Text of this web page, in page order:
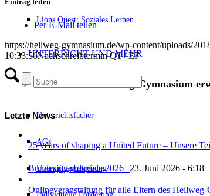
Lions Quest: Soziales Lernen
UNTERRICHT UND MEHR
Was dich am Hellweg-Gymnasium
Unterrichtsfächer
AGs
Übermittagbetreuung
Per E-Mail teilen
https://hellweg-gymnasium.de/wp-content/uploads/
10:33:56Nachschreibtermin Q1 / EF
Letzte News
25 years of shaping a United Future – Unsere
Bundesjugendspiele 2026 23. Juni 2026 - 6:18
Onlineveranstaltung für alle Eltern des